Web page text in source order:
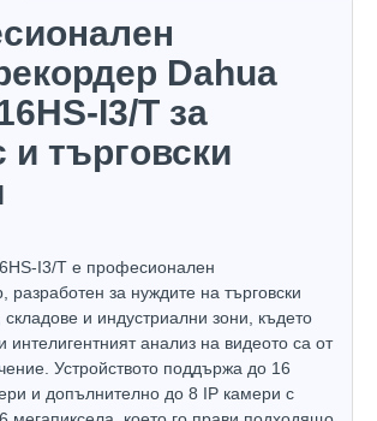
Dahua
I3/T за
и търговски
I3/T е професионален
разработен за нуждите на търговски
и индустриални зони, където
интелигентният анализ на видеото са от
Устройството поддържа до 16
и допълнително до 8 IP камери с